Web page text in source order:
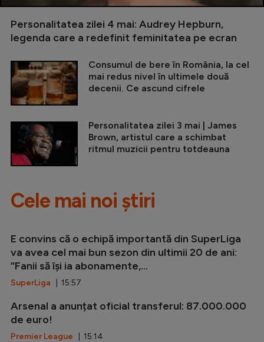
Personalitatea zilei 4 mai: Audrey Hepburn,
legenda care a redefinit feminitatea pe ecran
Consumul de bere în România, la cel
mai redus nivel în ultimele două
decenii. Ce ascund cifrele
Personalitatea zilei 3 mai | James
Brown, artistul care a schimbat
ritmul muzicii pentru totdeauna
Cele mai noi știri
E convins că o echipă importantă din SuperLiga
va avea cel mai bun sezon din ultimii 20 de ani:
”Fanii să își ia abonamente,...
SuperLiga | 15:57
Arsenal a anunțat oficial transferul: 87.000.000
de euro!
Premier League | 15:14